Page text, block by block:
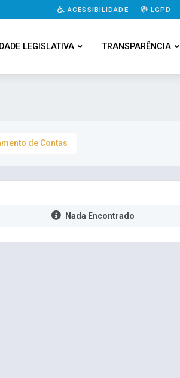
ACESSIBILIDADE LGPD
LEGISLATIVA TRANSPARÊNCIA
de Contas
Nada Encontrado